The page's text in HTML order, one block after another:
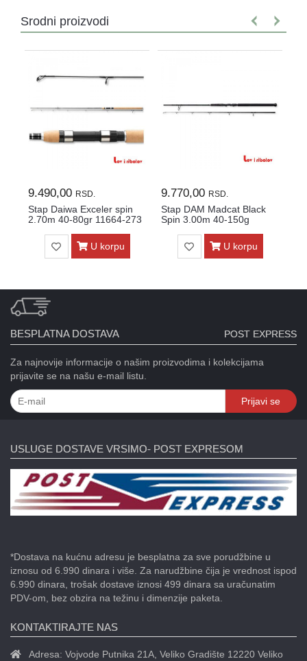
Srodni proizvodi
9.490,00 RSD.
Stap Daiwa Exceler spin
2.70m 40-80gr 11664-273
U korpu
9.770,00 RSD.
Stap DAM Madcat Black
Spin 3.00m 40-150g
U korpu
BESPLATNA DOSTAVA POST EXPRESS
Za najnovije informacije o našim proizvodima i kolekcijama
prijavite se na našu e-mail listu.
Prijavi se
USLUGE DOSTAVE VRSIMO- POST EXPRESOM
*Dostava na kućnu adresu je besplatna za sve porudžbine u
iznosu od 6.990 dinara i više. Za narudžbine čija je vrednost ispod
6.990 dinara, trošak dostave iznosi 499 dinara sa uračunatim
PDV-om, bez obzira na težinu i dimenzije paketa.
KONTAKTIRAJTE NAS
Adresa: Vojvode Putnika 21A, Veliko Gradište 12220 Veliko